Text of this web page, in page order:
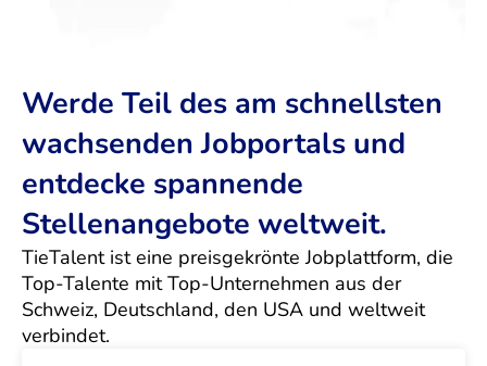
Werde Teil des am schnellsten
wachsenden Jobportals und
entdecke spannende
Stellenangebote weltweit.
TieTalent ist eine preisgekrönte Jobplattform, die
Top-Talente mit Top-Unternehmen aus der
Schweiz, Deutschland, den USA und weltweit
verbindet.